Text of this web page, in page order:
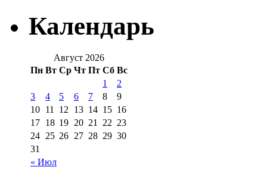
Календарь
Август 2026
Пн Вт Ср Чт Пт Сб Вс
« Июл
1
2
3
4 5 6 7 8
9
10 11 12 13 14 15 16
17 18 19 20 21 22 23
24 25 26 27 28 29 30
31